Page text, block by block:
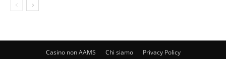
Casino non AAMS Chi siamo Privacy Policy